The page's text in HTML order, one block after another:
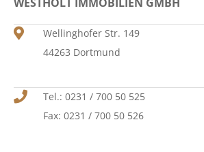
Wellinghofer Str. 149
44263 Dortmund
Tel.: 0231 / 700 50 525
Fax: 0231 / 700 50 526